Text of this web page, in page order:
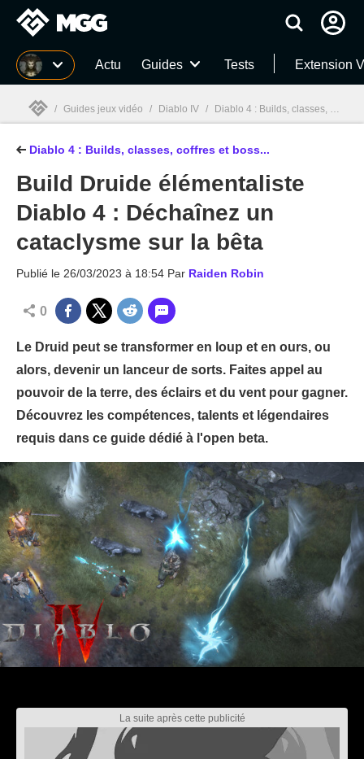
MGG Actu Guides Tests Extension
MGG
/ Guides jeux vidéo / Diablo IV / Diablo 4 : Builds, classes, coffres et boss... guide complet !
Diablo 4 : Builds, classes, coffres et boss...
Build Druide élémentaliste
Diablo 4 : Déchaînez un
cataclysme sur la bêta
Publié le 26/03/2023 à 18:54 Par Raiden Robin
0
Le Druid peut se transformer en loup et en ours, ou
alors, devenir un lanceur de sorts. Faites appel au
pouvoir de la terre, des éclairs et du vent pour gagner.
Découvrez les compétences, talents et légendaires
requis dans ce guide dédié à l'open beta.